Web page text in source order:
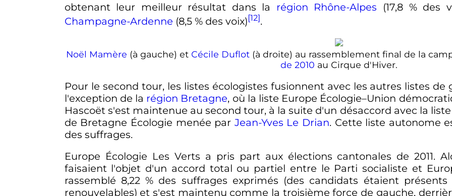
obtenant leur meilleur résultat dans la région Rhône-Alpes (17,8 % des
Champagne-Ardenne (8,5 % des voix)[12].
Noël Mamère (à gauche) et Cécile Duflot (à droite) au rassemblement final de la
de 2010 au Cirque d'Hiver.
Pour le second tour, les listes écologistes fusionnent avec les autres listes
l'exception de la région Bretagne, où la liste Europe Écologie–Union
Hascoët s'est maintenue au second tour, à la suite d'un désaccord avec la
de Bretagne Écologie menée par Jean-Yves Le Drian. Cette liste autonome
des suffrages.
Europe Écologie Les Verts a pris part aux élections cantonales de 2011.
faisaient l'objet d'un accord total ou partiel entre le Parti socialiste et
rassemblé 8,22 % des suffrages exprimés (des candidats étaient
renouvelables) et s'est maintenu comme la troisième force de gauche,